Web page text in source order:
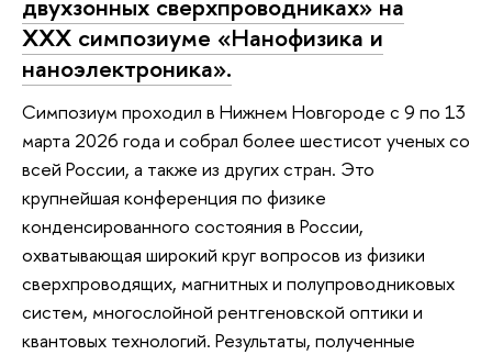
XXX симпозиуме «Нанофизика и
наноэлектроника».
Симпозиум проходил в Нижнем Новгороде с 9 по 13
марта 2026 года и собрал более шестисот ученых со
всей России, а также из других стран. Это
крупнейшая конференция по физике
конденсированного состояния в России,
охватывающая широкий круг вопросов из физики
сверхпроводящих, магнитных и полупроводниковых
систем, многослойной рентгеновской оптики и
квантовых технологий. Результаты, полученные